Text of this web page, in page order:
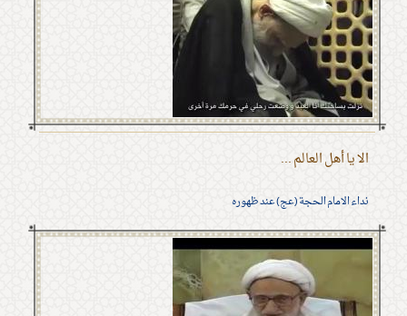
الا يا أهل العالم ...
نداء الامام الحجة (عج) عند ظهوره